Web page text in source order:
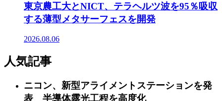
東京農工大とNICT、テラヘルツ波を95％吸収
する薄型メタサーフェスを開発
2026.08.06
人気記事
ニコン、新型アライメントステーションを発
表 半導体露光工程を高度化